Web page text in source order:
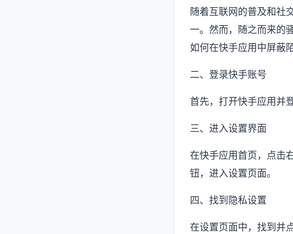
随着互联网的普及和社
一。然而，随之而来的
如何在快手应用中屏蔽
二、登录快手账号
首先，打开快手应用并
三、进入设置界面
在快手应用首页，点击
钮，进入设置页面。
四、找到隐私设置
在设置页面中，找到并